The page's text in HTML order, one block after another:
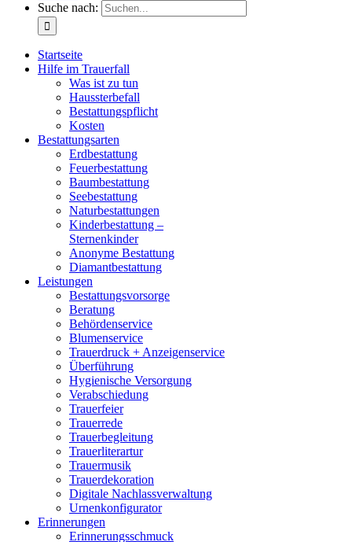
Suche nach:
Startseite
Hilfe im Trauerfall
Was ist zu tun
Haussterbefall
Bestattungspflicht
Kosten
Bestattungsarten
Erdbestattung
Feuerbestattung
Baumbestattung
Seebestattung
Naturbestattungen
Kinderbestattung –
Sternenkinder
Anonyme Bestattung
Diamantbestattung
Leistungen
Bestattungsvorsorge
Beratung
Behördenservice
Blumenservice
Trauerdruck + Anzeigenservice
Überführung
Hygienische Versorgung
Verabschiedung
Trauerfeier
Trauerrede
Trauerbegleitung
Trauerliterartur
Trauermusik
Trauerdekoration
Digitale Nachlassverwaltung
Urnenkonfigurator
Erinnerungen
Erinnerungsschmuck